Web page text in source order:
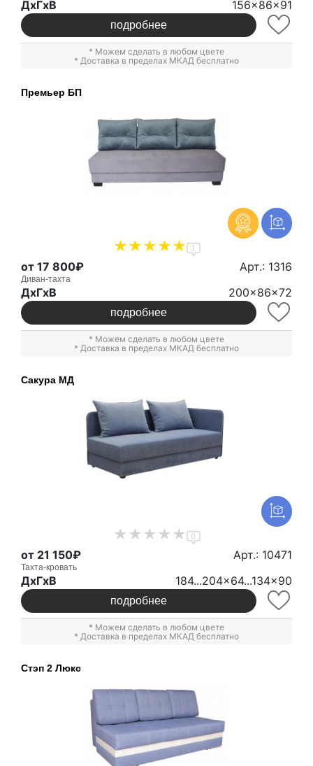
ДxГxВ 156x86x91
подробнее
* Можем сделать в любом цвете
* Доставка в пределах МКАД бесплатно
Премьер БП
1
от 17 800₽ Арт.: 1316
Диван-тахта
ДxГxВ 200x86x72
подробнее
* Можем сделать в любом цвете
* Доставка в пределах МКАД бесплатно
Сакура МД
0
от 21 150₽ Арт.: 10471
Тахта-кровать
ДxГxВ 184...204x64...134x90
подробнее
* Можем сделать в любом цвете
* Доставка в пределах МКАД бесплатно
Стэп 2 Люкс